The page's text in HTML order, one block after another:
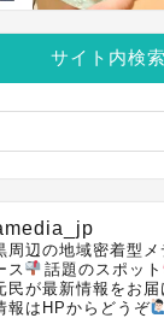
サイト内検索
周辺の地域密着型メ
ス
話題のスポット
民が最新情報をお届
報はHPからどうぞ